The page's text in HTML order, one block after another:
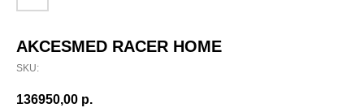
AKCESMED RACER HOME
SKU:
136950,00 р.